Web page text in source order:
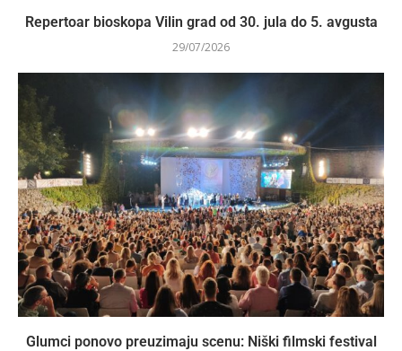
Repertoar bioskopa Vilin grad od 30. jula do 5. avgusta
29/07/2026
Glumci ponovo preuzimaju scenu: Niški filmski festival